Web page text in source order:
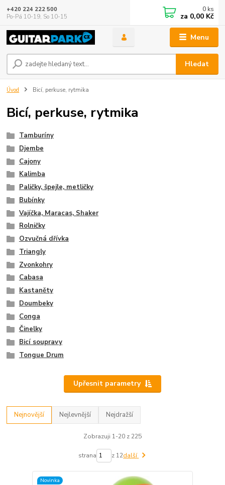
Menu
Hledat
+420 224 222 500
Po-Pá 10-19, So 10-15
0 ks
za 0,00 Kč
Úvod Bicí, perkuse, rytmika
Bicí, perkuse, rytmika
Tamburíny
Djembe
Cajony
Kalimba
Paličky, špejle, metličky
Bubínky
Vajíčka, Maracas, Shaker
Rolničky
Ozvučná dřívka
Triangly
Zvonkohry
Cabasa
Kastaněty
Doumbeky
Conga
Činelky
Bicí soupravy
Tongue Drum
Upřesnit parametry
Nejnovější Nejlevnější Nejdražší
Zobrazuji 1-20 z 225
strana z 12další
Novinka